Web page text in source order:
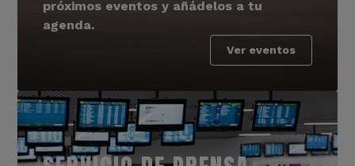
próximos eventos y añádelos a tu
agenda.
Ver eventos